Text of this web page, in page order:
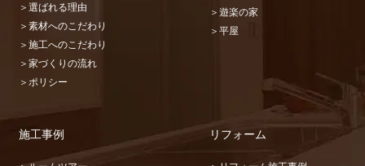
＞選ばれる理由
＞素材へのこだわり
＞施工へのこだわり
＞家づくりの流れ
＞ポリシー
＞遊楽の家
＞平屋
施工事例 リフォーム